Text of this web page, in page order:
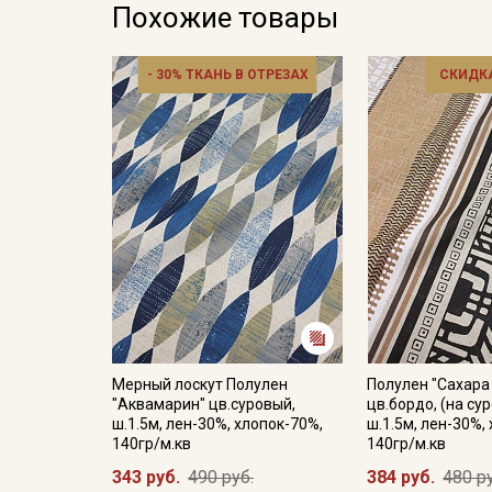
Похожие товары
- 30% ТКАНЬ В ОТРЕЗАХ
Мерный лоскут Полулен
"Аквамарин" цв.суровый,
ш.1.5м, лен-30%, хлопок-70%,
140гр/м.кв
343 руб. 490 руб.
Полулен
цв.бордо, (на
ш.1.5м, лен-30%,
140гр/м.кв
384 руб. 480